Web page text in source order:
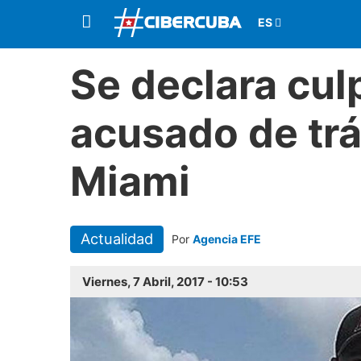
Se declara
acusado de
Miami
Actualidad Por Agencia EFE
Viernes, 7 Abril, 2017 - 10:53